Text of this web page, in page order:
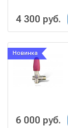
4 300 руб.
Новинка
6 000 руб.